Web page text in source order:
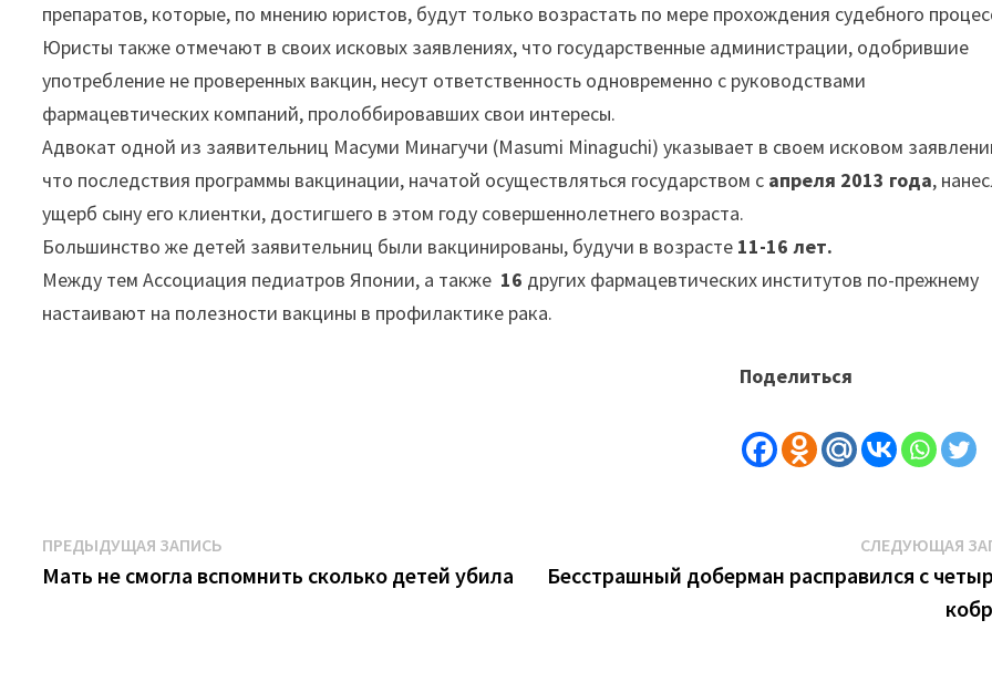
препаратов, которые, по мнению юристов, будут только возрастать по мере прохождения судебного
Юристы также отмечают в своих исковых заявлениях, что государственные администрации, одобрившие
употребление не проверенных вакцин, несут ответственность одновременно с руководствами
фармацевтических компаний, пролоббировавших свои интересы.
Адвокат одной из заявительниц Масуми Минагучи (Masumi Minaguchi) указывает в своем исковом
что последствия программы вакцинации, начатой осуществляться государством с апреля 2013 года,
ущерб сыну его клиентки, достигшего в этом году совершеннолетнего возраста.
Большинство же детей заявительниц были вакцинированы, будучи в возрасте 11-16 лет.
Между тем Ассоциация педиатров Японии, а также 16 других фармацевтических институтов по-прежнему
настаивают на полезности вакцины в профилактике рака.
Поделиться
Навигация
по
ПРЕДЫДУЩАЯ ЗАПИСЬ
запись:
Мать не смогла вспомнить сколько детей убила
СЛЕДУЮЩАЯ
Бесстрашный доберман расправился с